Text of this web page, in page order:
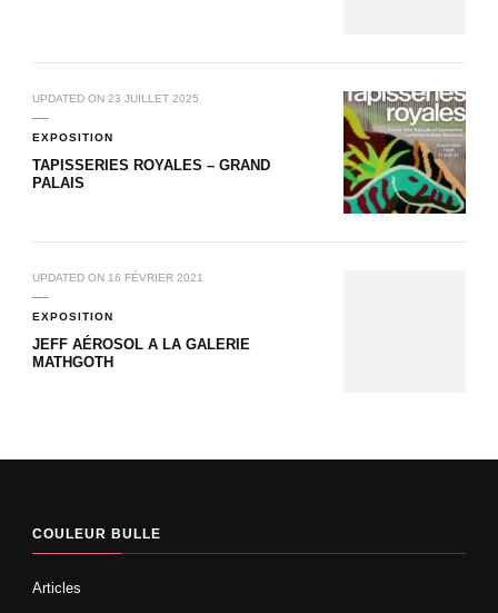
UPDATED ON 23 JUILLET 2025
EXPOSITION
TAPISSERIES ROYALES – GRAND
PALAIS
UPDATED ON 16 FÉVRIER 2021
EXPOSITION
JEFF AÉROSOL A LA GALERIE
MATHGOTH
COULEUR BULLE
Articles